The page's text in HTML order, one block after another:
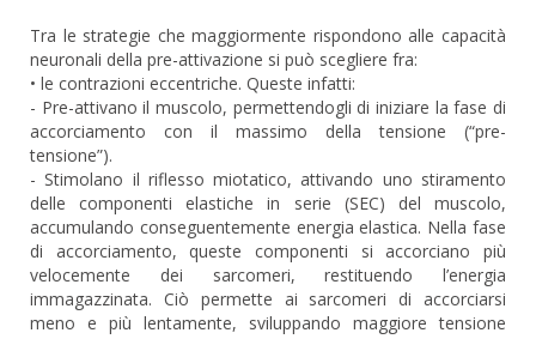
Tra le strategie che maggiormente rispondono alle capacità
neuronali della pre-attivazione si può scegliere fra:
• le contrazioni eccentriche. Queste infatti:
- Pre-attivano il muscolo, permettendogli di iniziare la fase di
accorciamento con il massimo della tensione (“pre-
tensione”).
- Stimolano il riflesso miotatico, attivando uno stiramento
delle componenti elastiche in serie (SEC) del muscolo,
accumulando conseguentemente energia elastica. Nella fase
di accorciamento, queste componenti si accorciano più
velocemente dei sarcomeri, restituendo l’energia
immagazzinata. Ciò permette ai sarcomeri di accorciarsi
meno e più lentamente, sviluppando maggiore tensione